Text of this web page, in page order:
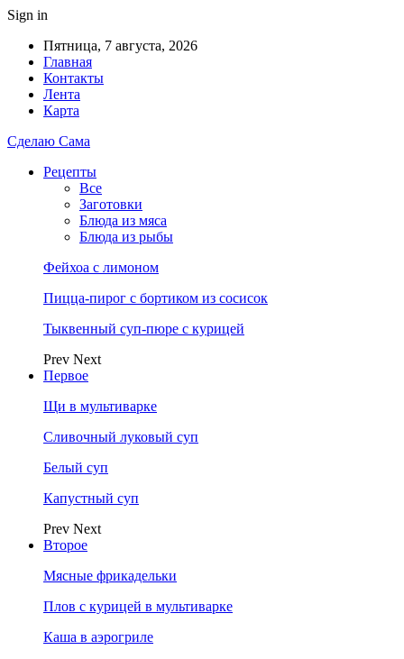
Sign in
Пятница, 7 августа, 2026
Главная
Контакты
Лента
Карта
Сделаю Сама
Рецепты
Все
Заготовки
Блюда из мяса
Блюда из рыбы
Фейхоа с лимоном
Пицца-пирог с бортиком из сосисок
Тыквенный суп-пюре с курицей
Prev Next
Первое
Щи в мультиварке
Сливочный луковый суп
Белый суп
Капустный суп
Prev Next
Второе
Мясные фрикадельки
Плов с курицей в мультиварке
Каша в аэрогриле